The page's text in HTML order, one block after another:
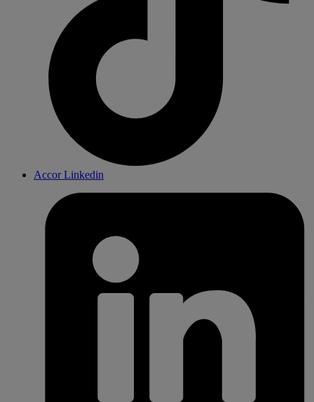
Accor Linkedin